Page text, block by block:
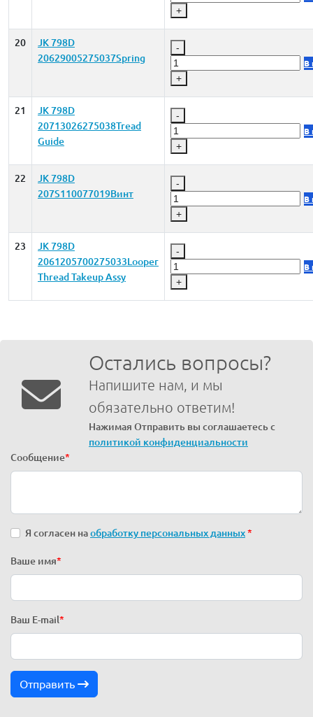
+
20
JK 798D
20629005275037Spring
-
+
В
21
JK 798D
20713026275038Tread
Guide
-
+
В
22
JK 798D
207S110077019Винт
-
+
В
23
JK 798D
2061205700275033Looper
Thread Takeup Assy
-
+
В
Остались вопросы?
Напишите нам, и мы
обязательно ответим!
Нажимая Отправить вы соглашаетесь с
политикой конфиденциальности
Сообщение*
Я согласен наобработку персональных данных*
Ваше имя*
Ваш E-mail*
Отправить